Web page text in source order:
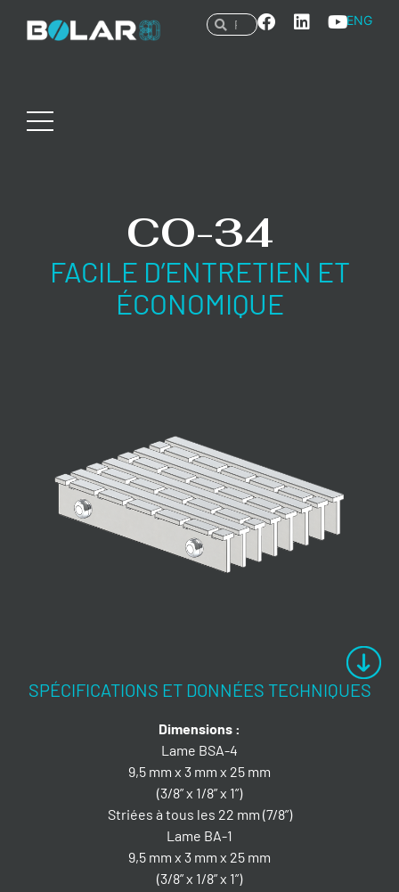
ENG
CO-34
FACILE D’ENTRETIEN ET
ÉCONOMIQUE
SPÉCIFICATIONS ET DONNÉES TECHNIQUES
Dimensions :
Lame BSA-4
9,5 mm x 3 mm x 25 mm
(3/8” x 1/8” x 1”)
Striées à tous les 22 mm (7/8”)
Lame BA-1
9,5 mm x 3 mm x 25 mm
(3/8” x 1/8” x 1”)